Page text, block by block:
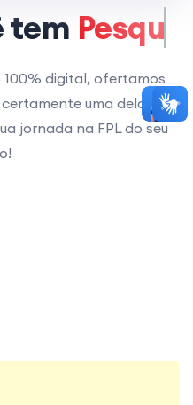
tem
100% digital, ofertamos
uma delas é a